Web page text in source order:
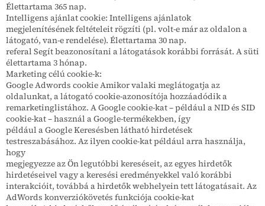
Élettartama 365 nap.
Intelligens ajánlat cookie: Intelligens ajánlatok
megjelenítésének feltételeit rögzíti (pl. volt-e már az oldalon a
látogató, van-e rendelése). Élettartama 30 nap.
referal Segít beazonosítani a látogatások korábbi forrását. A süti
élettartama 3 hónap.
Marketing célú cookie-k:
Google Adwords cookie Amikor valaki meglátogatja az
oldalunkat, a látogató cookie-azonosítója hozzáadódik a
remarketinglistához. A Google cookie-kat – például a NID és SID
cookie-kat – használ a Google-termékekben, így
például a Google Keresésben látható hirdetések
testreszabásához. Az ilyen cookie-kat például arra használja,
hogy
megjegyezze az Ön legutóbbi kereséseit, az egyes hirdetők
hirdetéseivel vagy a keresési eredményekkel való korábbi
interakcióit, továbbá a hirdetők webhelyein tett látogatásait. Az
AdWords konverziókövetés funkciója cookie-kat